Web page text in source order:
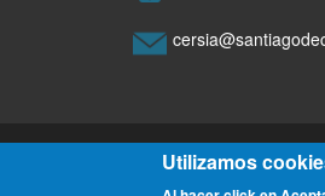
Utilizamos